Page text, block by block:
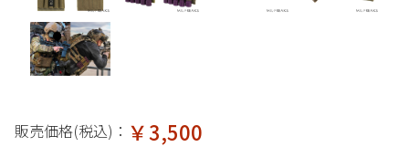
販売価格(税込)： ￥3,500